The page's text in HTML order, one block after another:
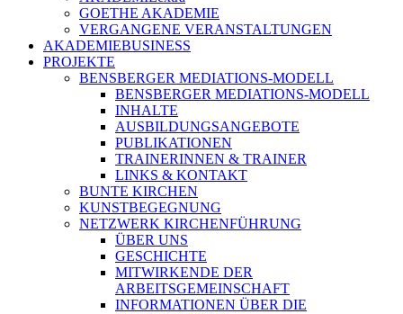
GOETHE AKADEMIE
VERGANGENE VERANSTALTUNGEN
AKADEMIEBUSINESS
PROJEKTE
BENSBERGER MEDIATIONS-MODELL
BENSBERGER MEDIATIONS-MODELL
INHALTE
AUSBILDUNGSANGEBOTE
PUBLIKATIONEN
TRAINERINNEN & TRAINER
LINKS & KONTAKT
BUNTE KIRCHEN
KUNSTBEGEGNUNG
NETZWERK KIRCHENFÜHRUNG
ÜBER UNS
GESCHICHTE
MITWIRKENDE DER
ARBEITSGEMEINSCHAFT
INFORMATIONEN ÜBER DIE